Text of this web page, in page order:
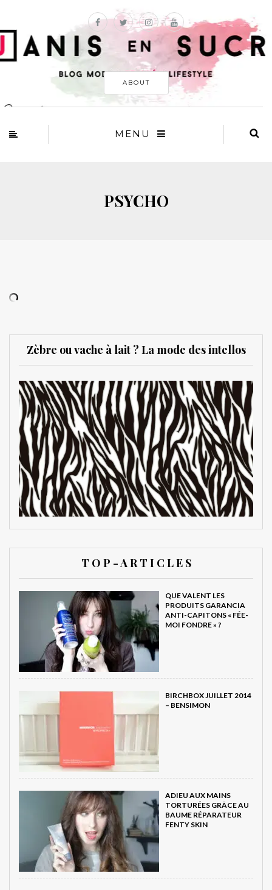
ABOUT
MENU
PSYCHO
Zèbre ou vache à lait ? La mode des intellos
T O P - A R T I C L E S
QUE VALENT LES
PRODUITS GARANCIA
ANTI-CAPITONS « FÉE-
MOI FONDRE » ?
BIRCHBOX JUILLET 2014
– BENSIMON
ADIEU AUX MAINS
TORTURÉES GRÂCE AU
BAUME RÉPARATEUR
FENTY SKIN